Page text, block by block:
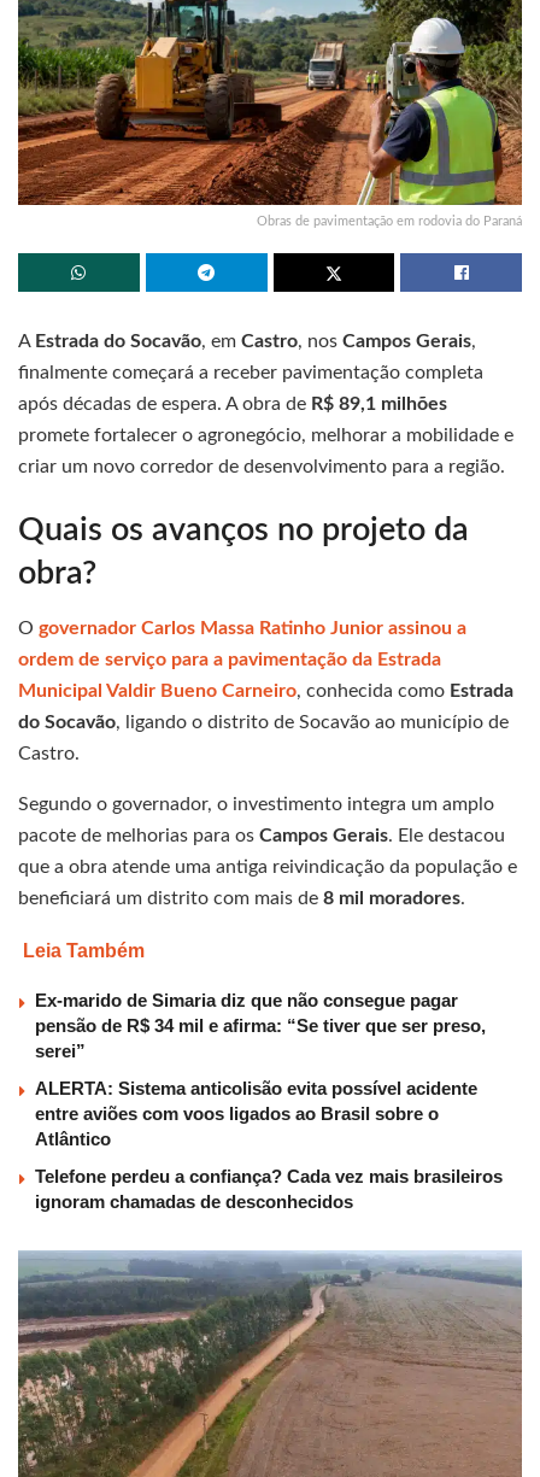
Obras de pavimentação em rodovia do Paraná
A Estrada do Socavão, em Castro, nos Campos Gerais,
finalmente começará a receber pavimentação completa
após décadas de espera. A obra de R$ 89,1 milhões
promete fortalecer o agronegócio, melhorar a mobilidade e
criar um novo corredor de desenvolvimento para a região.
Quais os avanços no projeto da
obra?
O governador Carlos Massa Ratinho Junior assinou a
ordem de serviço para a pavimentação da Estrada
Municipal Valdir Bueno Carneiro, conhecida como Estrada
do Socavão, ligando o distrito de Socavão ao município de
Castro.
Segundo o governador, o investimento integra um amplo
pacote de melhorias para os Campos Gerais. Ele destacou
que a obra atende uma antiga reivindicação da população e
beneficiará um distrito com mais de 8 mil moradores.
Leia Também
Ex-marido de Simaria diz que não consegue pagar
pensão de R$ 34 mil e afirma: “Se tiver que ser preso,
serei”
ALERTA: Sistema anticolisão evita possível acidente
entre aviões com voos ligados ao Brasil sobre o
Atlântico
Telefone perdeu a confiança? Cada vez mais brasileiros
ignoram chamadas de desconhecidos